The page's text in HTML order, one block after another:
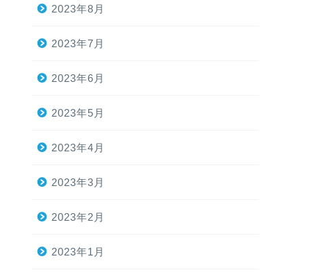
2023年8月
2023年7月
2023年6月
2023年5月
2023年4月
2023年3月
2023年2月
2023年1月